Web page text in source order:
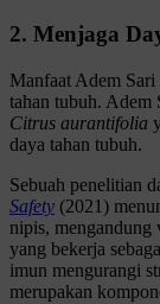
2. Menjaga
Manfaat Adem Sari
tahan tubuh. Adem
Citrus aurantifolia
daya tahan tubuh.
Sebuah penelitian
Safety (2021)
nipis,
yang bekerja
imun mengurangi
merupakan